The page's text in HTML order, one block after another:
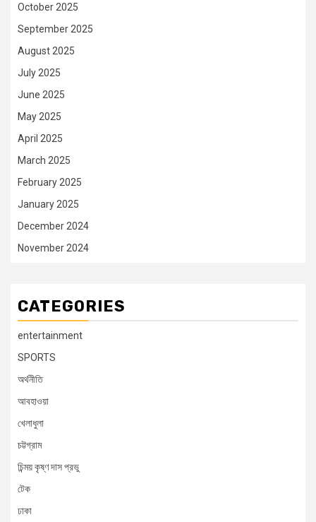
October 2025
September 2025
August 2025
July 2025
June 2025
May 2025
April 2025
March 2025
February 2025
January 2025
December 2024
November 2024
CATEGORIES
entertainment
SPORTS
অর্থনীতি
আবহাওয়া
খেলাধুলা
চট্টগ্রাম
চিন্ময় কৃষ্ণ দাস প্রভু
টেক
ঢাকা